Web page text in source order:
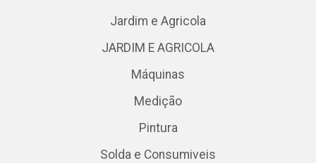
Jardim e Agricola
JARDIM E AGRICOLA
Máquinas
Medição
Pintura
Solda e Consumiveis